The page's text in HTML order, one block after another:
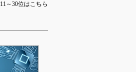
11～30位はこちら